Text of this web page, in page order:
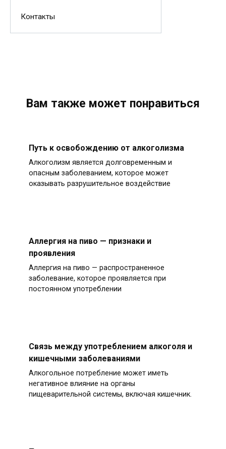
Контакты
Вам также может понравиться
Путь к освобождению от алкоголизма
Алкоголизм является долговременным и
опасным заболеванием, которое может
оказывать разрушительное воздействие
Аллергия на пиво — признаки и
проявления
Аллергия на пиво — распространенное
заболевание, которое проявляется при
постоянном употреблении
Связь между употреблением алкоголя и
кишечными заболеваниями
Алкогольное потребление может иметь
негативное влияние на органы
пищеварительной системы, включая кишечник.